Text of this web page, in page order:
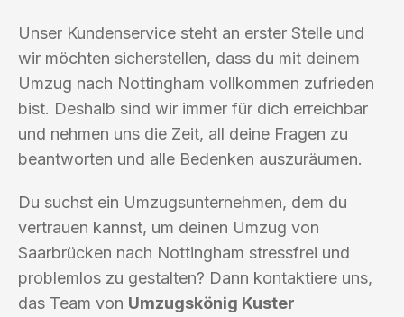
Unser Kundenservice steht an erster Stelle und
wir möchten sicherstellen, dass du mit deinem
Umzug nach Nottingham vollkommen zufrieden
bist. Deshalb sind wir immer für dich erreichbar
und nehmen uns die Zeit, all deine Fragen zu
beantworten und alle Bedenken auszuräumen.
Du suchst ein Umzugsunternehmen, dem du
vertrauen kannst, um deinen Umzug von
Saarbrücken nach Nottingham stressfrei und
problemlos zu gestalten? Dann kontaktiere uns,
das Team von Umzugskönig Kuster